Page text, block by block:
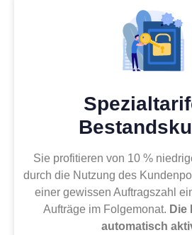
Sie profitieren von 10 %
durch die Nutzung des
einer gewissen Auftragszahl
Aufträge im Folgemonat. Die
automatisch